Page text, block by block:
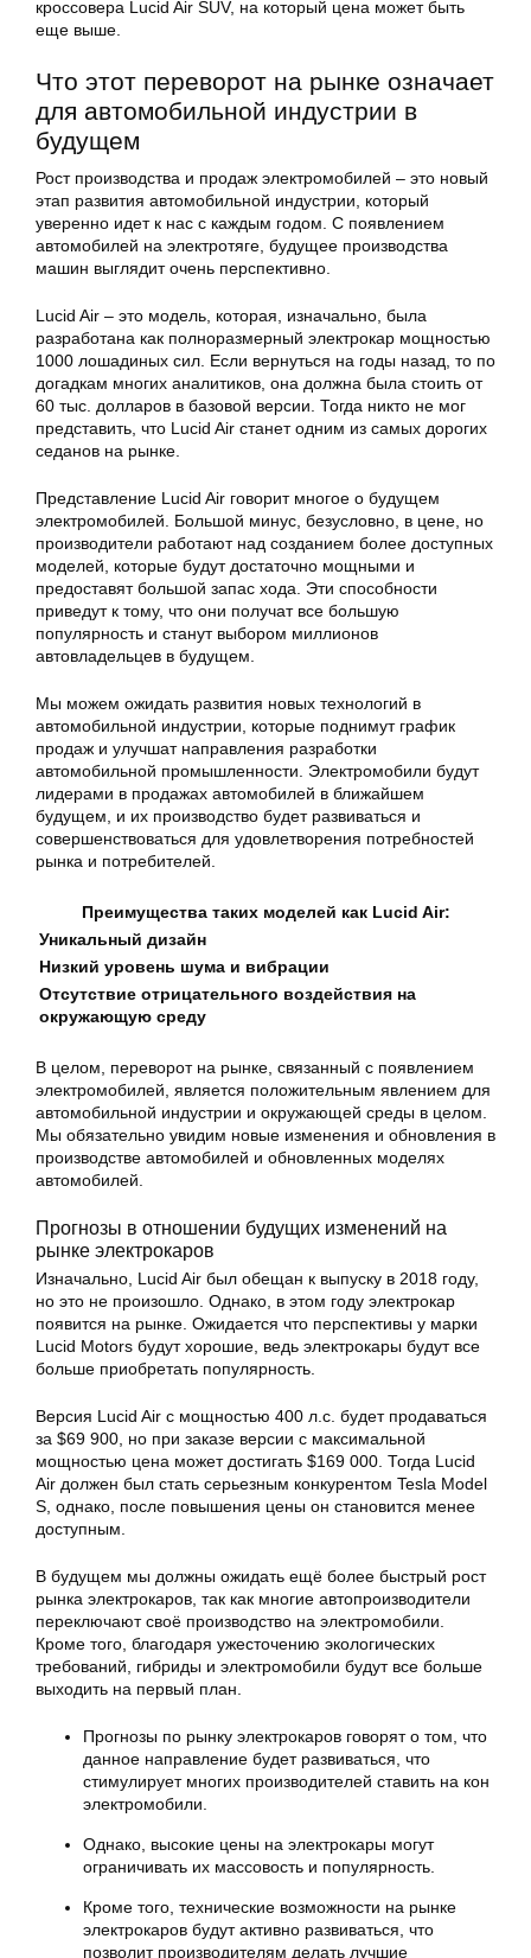
кроссовера Lucid Air SUV, на который цена может быть
еще выше.
Что этот переворот на рынке означает
для автомобильной индустрии в
будущем
Рост производства и продаж электромобилей – это новый
этап развития автомобильной индустрии, который
уверенно идет к нас с каждым годом. С появлением
автомобилей на электротяге, будущее производства
машин выглядит очень перспективно.
Lucid Air – это модель, которая, изначально, была
разработана как полноразмерный электрокар мощностью
1000 лошадиных сил. Если вернуться на годы назад, то по
догадкам многих аналитиков, она должна была стоить от
60 тыс. долларов в базовой версии. Тогда никто не мог
представить, что Lucid Air станет одним из самых дорогих
седанов на рынке.
Представление Lucid Air говорит многое о будущем
электромобилей. Большой минус, безусловно, в цене, но
производители работают над созданием более доступных
моделей, которые будут достаточно мощными и
предоставят большой запас хода. Эти способности
приведут к тому, что они получат все большую
популярность и станут выбором миллионов
автовладельцев в будущем.
Мы можем ожидать развития новых технологий в
автомобильной индустрии, которые поднимут график
продаж и улучшат направления разработки
автомобильной промышленности. Электромобили будут
лидерами в продажах автомобилей в ближайшем
будущем, и их производство будет развиваться и
совершенствоваться для удовлетворения потребностей
рынка и потребителей.
Преимущества таких моделей как Lucid Air:
Уникальный дизайн
Низкий уровень шума и вибрации
Отсутствие отрицательного воздействия на
окружающую среду
В целом, переворот на рынке, связанный с появлением
электромобилей, является положительным явлением для
автомобильной индустрии и окружающей среды в целом.
Мы обязательно увидим новые изменения и обновления в
производстве автомобилей и обновленных моделях
автомобилей.
Прогнозы в отношении будущих изменений на
рынке электрокаров
Изначально, Lucid Air был обещан к выпуску в 2018 году,
но это не произошло. Однако, в этом году электрокар
появится на рынке. Ожидается что перспективы у марки
Lucid Motors будут хорошие, ведь электрокары будут все
больше приобретать популярность.
Версия Lucid Air с мощностью 400 л.с. будет продаваться
за $69 900, но при заказе версии с максимальной
мощностью цена может достигать $169 000. Тогда Lucid
Air должен был стать серьезным конкурентом Tesla Model
S, однако, после повышения цены он становится менее
доступным.
В будущем мы должны ожидать ещё более быстрый рост
рынка электрокаров, так как многие автопроизводители
переключают своё производство на электромобили.
Кроме того, благодаря ужесточению экологических
требований, гибриды и электромобили будут все больше
выходить на первый план.
Прогнозы по рынку электрокаров говорят о том, что
данное направление будет развиваться, что
стимулирует многих производителей ставить на кон
электромобили.
Однако, высокие цены на электрокары могут
ограничивать их массовость и популярность.
Кроме того, технические возможности на рынке
электрокаров будут активно развиваться, что
позволит производителям делать лучшие